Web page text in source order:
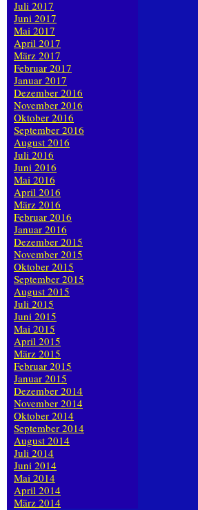
Juli 2017
Juni 2017
Mai 2017
April 2017
März 2017
Februar 2017
Januar 2017
Dezember 2016
November 2016
Oktober 2016
September 2016
August 2016
Juli 2016
Juni 2016
Mai 2016
April 2016
März 2016
Februar 2016
Januar 2016
Dezember 2015
November 2015
Oktober 2015
September 2015
August 2015
Juli 2015
Juni 2015
Mai 2015
April 2015
März 2015
Februar 2015
Januar 2015
Dezember 2014
November 2014
Oktober 2014
September 2014
August 2014
Juli 2014
Juni 2014
Mai 2014
April 2014
März 2014